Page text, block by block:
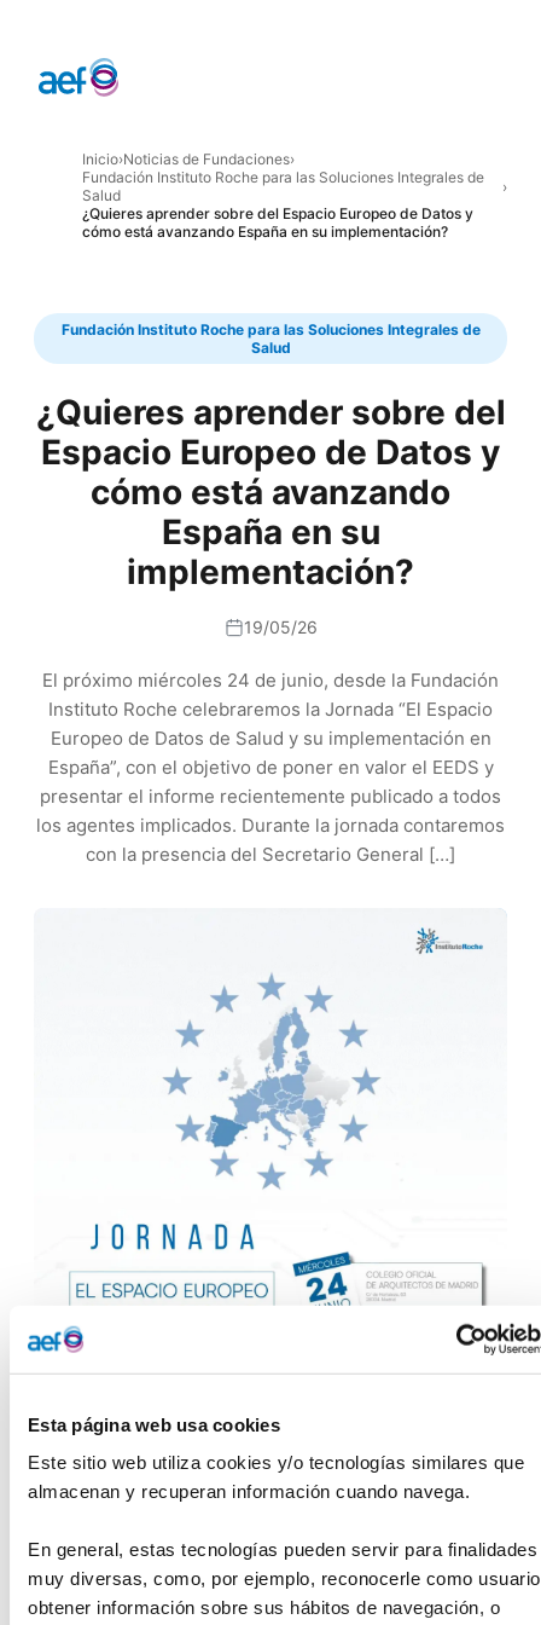
Esta página web usa cookies
Este sitio web utiliza cookies y/o tecnologías similares que
almacenan y recuperan información cuando navega.
En general, estas tecnologías pueden servir para finalidades
muy diversas, como, por ejemplo, reconocerle como
obtener información sobre sus hábitos de navegación, o
Inicio›Noticias de Fundaciones›
Fundación Instituto Roche para las Soluciones Integrales de
Salud
›
¿Quieres aprender sobre del Espacio Europeo de Datos y
cómo está avanzando España en su implementación?
Fundación Instituto Roche para las Soluciones Integrales de
Salud
¿Quieres aprender sobre del
Espacio Europeo de Datos y
cómo está avanzando
España en su
implementación?
19/05/26
El próximo miércoles 24 de junio, desde la Fundación
Instituto Roche celebraremos la Jornada “El Espacio
Europeo de Datos de Salud y su implementación en
España”, con el objetivo de poner en valor el EEDS y
presentar el informe recientemente publicado a todos
los agentes implicados. Durante la jornada contaremos
con la presencia del Secretario General […]
Instituto Roche celebraremos laJornada “El Espacio
Europeo de Datos de Salud y su implementación en
presentar el informe recientemente publicado a todos los
agentes implicados. Durante la jornada contaremos con la
presencia delSecretario General de Salud Digital,